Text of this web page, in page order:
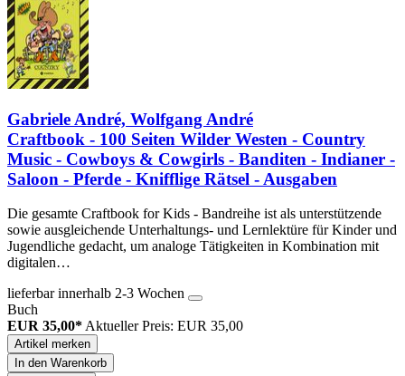
Gabriele André, Wolfgang André
Craftbook - 100 Seiten Wilder Westen - Country
Music - Cowboys & Cowgirls - Banditen - Indianer -
Saloon - Pferde - Knifflige Rätsel - Ausgaben
Die gesamte Craftbook for Kids - Bandreihe ist als unterstützende
sowie ausgleichende Unterhaltungs- und Lernlektüre für Kinder und
Jugendliche gedacht, um analoge Tätigkeiten in Kombination mit
digitalen…
lieferbar innerhalb 2-3 Wochen
Buch
EUR 35,00* Aktueller Preis: EUR 35,00
Artikel merken
In den Warenkorb